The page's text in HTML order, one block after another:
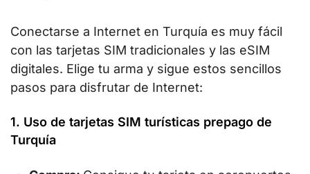
Conectarse a Internet en Turquía es muy fácil
con las tarjetas SIM tradicionales y las eSIM
digitales. Elige tu arma y sigue estos sencillos
pasos para disfrutar de Internet:
1. Uso de tarjetas SIM turísticas prepago de
Turquía